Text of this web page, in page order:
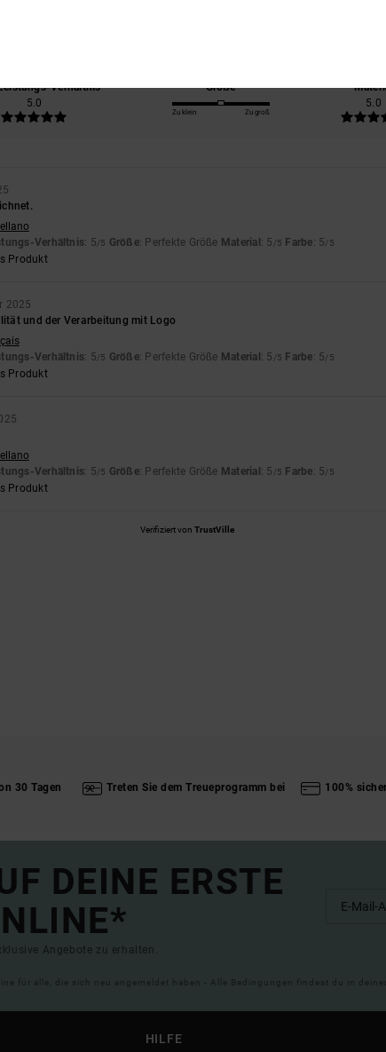
Verhältnis
5.0
Größe
Zu klein Zu groß
5.0
Verhältnis: 5/5 Größe: Perfekte Größe Material : 5 /5 Farbe: 5/5
Produkt
2025
und der Verarbeitung mit Logo
Verhältnis: 5/5 Größe: Perfekte Größe Material : 5 /5 Farbe: 5/5
Produkt
Verhältnis: 5/5 Größe: Perfekte Größe Material : 5 /5 Farbe: 5/5
Produkt
Verifiziert von TrustVille
30 Tagen Treten Sie dem Treueprogramm bei 100%
DEINE ERSTE
Angebote zu erhalten.
für alle, die sich neu angemeldet haben - Alle Bedingungen findest du in
HILFE